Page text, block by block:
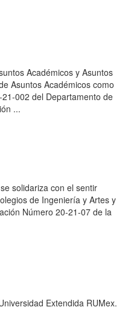
Académicos y Asuntos
Asuntos Académicos como
002 del Departamento de
...
solidariza con el sentir
de Ingeniería y Artes y
Número 20-21-07 de la
Extendida RUMex.